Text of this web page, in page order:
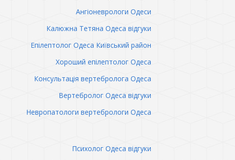
Ангіоневрологи Одеси
Калюжна Тетяна Одеса відгуки
Епілептолог Одеса Київський район
Хороший епілептолог Одеса
Консультація вертебролога Одеса
Вертебролог Одеса відгуки
Невропатологи вертебрологи Одеса
Психолог Одеса відгуки